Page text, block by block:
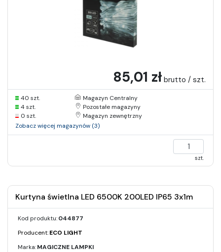
85,01 zł brutto / szt.
40 szt.
Magazyn Centralny
4 szt.
Pozostałe magazyny
0 szt.
Magazyn zewnętrzny
Zobacz więcej magazynów (3)
szt.
Kurtyna świetlna LED 6500K 200LED IP65 3x1m
Kod produktu:044877
Producent:ECO LIGHT
Marka:MAGICZNE LAMPKI